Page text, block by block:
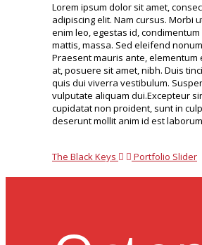
Lorem ipsum dolor sit amet,
adipiscing elit. Nam cursus. Morbi
enim leo, egestas id,
mattis, massa. Sed eleifend
Praesent mauris ante, elementum
at, posuere sit amet, nibh. Duis
quis dui viverra vestibulum.
vulputate aliquam dui.Excepteur
cupidatat non proident, sunt in
deserunt mollit anim id est laborum
The Black Keys Portfolio Slider